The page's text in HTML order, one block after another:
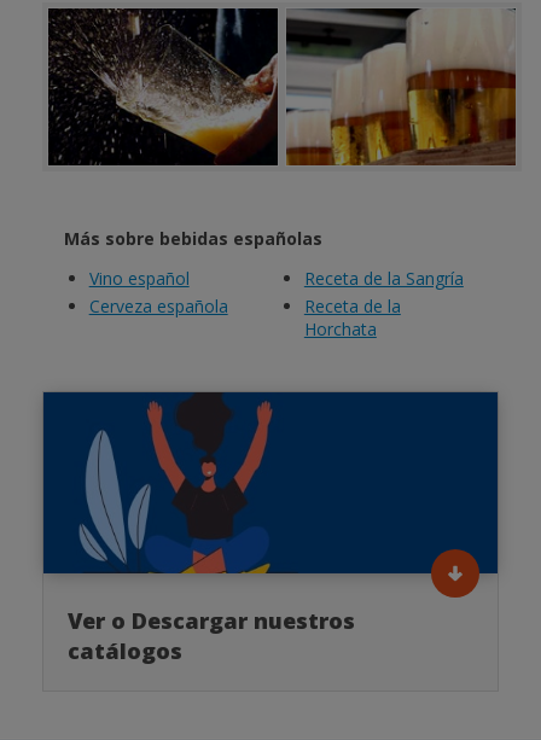
Más sobre bebidas españolas
Vino español
Cerveza española
Receta de la Sangría
Receta de la
Horchata
Ver o Descargar nuestros
catálogos